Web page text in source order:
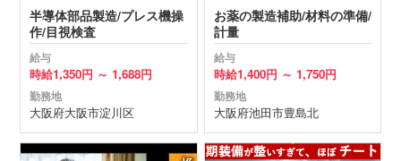
半導体部品製造/プレス機操
作/目視検査
給与
時給1,350円 ～ 1,688円
勤務地
大阪府大阪市淀川区
お薬の製造補助/材料の準備/
計量
給与
時給1,400円 ～ 1,750円
勤務地
大阪府池田市豊島北